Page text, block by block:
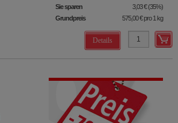
Sie sparen 3,03 € (35%)
Grundpreis
575,00 €pro 1 kg
Details